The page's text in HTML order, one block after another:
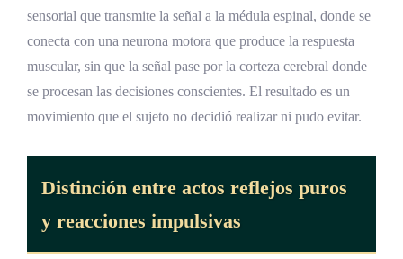
sensorial que transmite la señal a la médula espinal, donde se
conecta con una neurona motora que produce la respuesta
muscular, sin que la señal pase por la corteza cerebral donde
se procesan las decisiones conscientes. El resultado es un
movimiento que el sujeto no decidió realizar ni pudo evitar.
Distinción entre actos reflejos puros
y reacciones impulsivas